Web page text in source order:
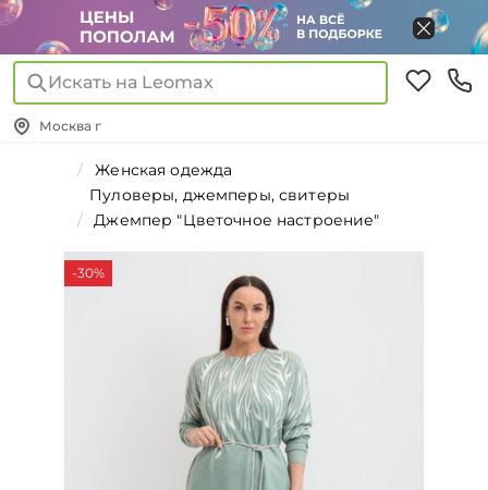
Искать на Leomax
Москва г
Женская одежда
Пуловеры, джемперы, свитеры
Джемпер "Цветочное настроение"
-30%